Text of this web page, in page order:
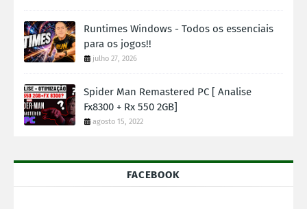
Runtimes Windows - Todos os essenciais
para os jogos!!
julho 27, 2026
Spider Man Remastered PC [ Analise
Fx8300 + Rx 550 2GB]
agosto 15, 2022
FACEBOOK